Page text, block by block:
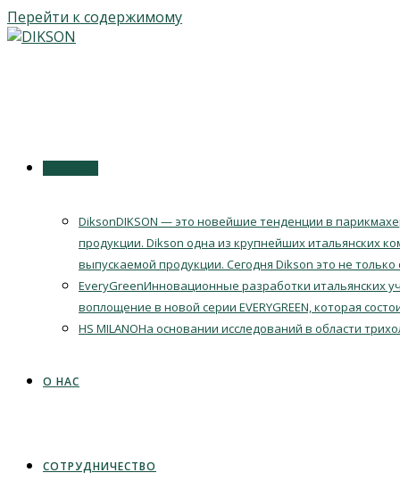
Перейти к содержимому
DiksonDIKSON — это новейшие тенденции в
продукции. Dikson одна из крупнейших итальянских
выпускаемой продукции. Сегодня Dikson это не
EveryGreenИнновационные разработки итальянских
воплощение в новой серии EVERYGREEN, которая
HS MILANOНа основании исследований в области
О НАС
СОТРУДНИЧЕСТВО